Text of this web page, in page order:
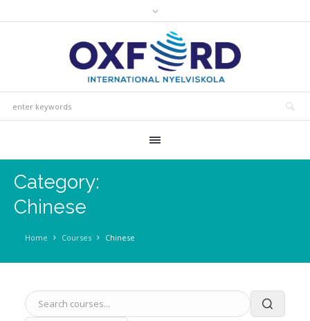
Category:
Chinese
Home Courses Chinese